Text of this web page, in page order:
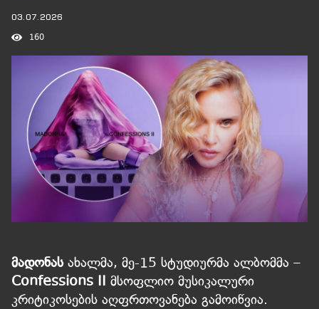
03.07.2026
160
მადონასახალმა, მე-15 სტუდიურმა ალბომმა –
Confessions II მსოფლიო მუსიკალური
კრიტიკოსების აღფრთოვანება გამოიწვია.